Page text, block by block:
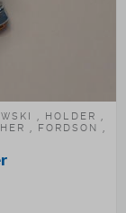
, HOLDER ,
, FORDSON ,